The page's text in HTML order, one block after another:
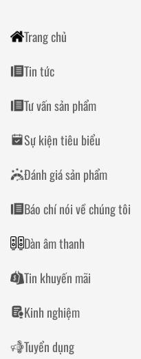
Trang chủ
Tin tức
Tư vấn sản phẩm
Sự kiện tiêu biểu
Đánh giá sản phẩm
Báo chí nói về chúng tôi
Dàn âm thanh
Tin khuyến mãi
Kinh nghiệm
Tuyển dụng